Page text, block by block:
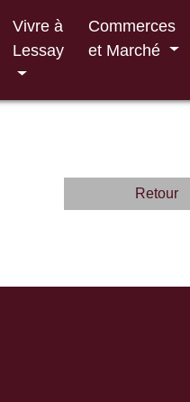
Vivre à
Lessay
Commerces
et Marché
Retour